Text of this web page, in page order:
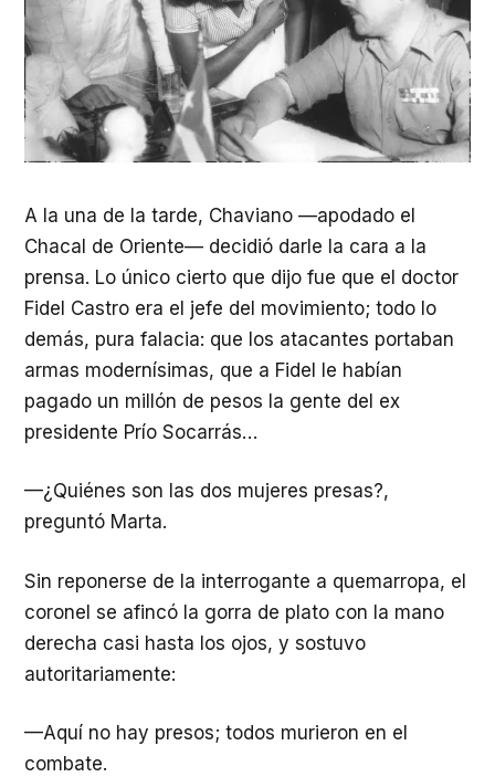
A la una de la tarde, Chaviano —apodado el
Chacal de Oriente— decidió darle la cara a la
prensa. Lo único cierto que dijo fue que el doctor
Fidel Castro era el jefe del movimiento; todo lo
demás, pura falacia: que los atacantes portaban
armas modernísimas, que a Fidel le habían
pagado un millón de pesos la gente del ex
presidente Prío Socarrás…
—¿Quiénes son las dos mujeres presas?,
preguntó Marta.
Sin reponerse de la interrogante a quemarropa, el
coronel se afincó la gorra de plato con la mano
derecha casi hasta los ojos, y sostuvo
autoritariamente:
—Aquí no hay presos; todos murieron en el
combate.